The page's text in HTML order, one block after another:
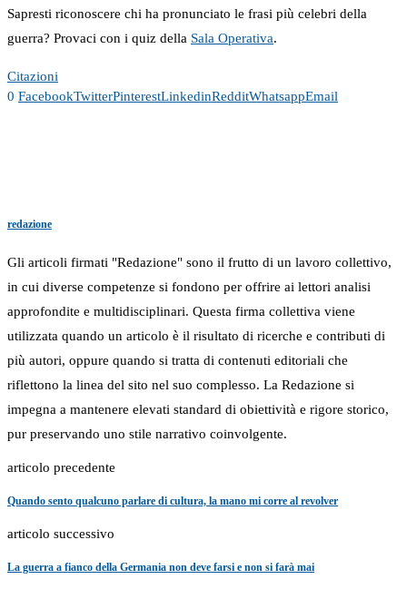
Sapresti riconoscere chi ha pronunciato le frasi più celebri della
guerra? Provaci con i quiz della Sala Operativa.
Citazioni
0 FacebookTwitterPinterestLinkedinRedditWhatsappEmail
redazione
Gli articoli firmati "Redazione" sono il frutto di un lavoro collettivo,
in cui diverse competenze si fondono per offrire ai lettori analisi
approfondite e multidisciplinari. Questa firma collettiva viene
utilizzata quando un articolo è il risultato di ricerche e contributi di
più autori, oppure quando si tratta di contenuti editoriali che
riflettono la linea del sito nel suo complesso. La Redazione si
impegna a mantenere elevati standard di obiettività e rigore storico,
pur preservando uno stile narrativo coinvolgente.
articolo precedente
Quando sento qualcuno parlare di cultura, la mano mi corre al revolver
articolo successivo
La guerra a fianco della Germania non deve farsi e non si farà mai